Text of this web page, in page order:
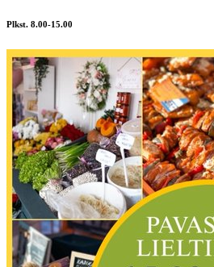
Plkst. 8.00-15.00